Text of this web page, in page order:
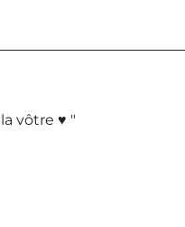
vôtre ♥︎ "